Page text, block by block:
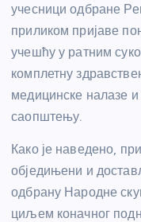
учесници одбране
приликом пријаве
учешћу у ратним
комплетну
медицинске налазе и
саопштењу.
Како је наведено,
обједињени и
одбрану Народне
циљем коначног